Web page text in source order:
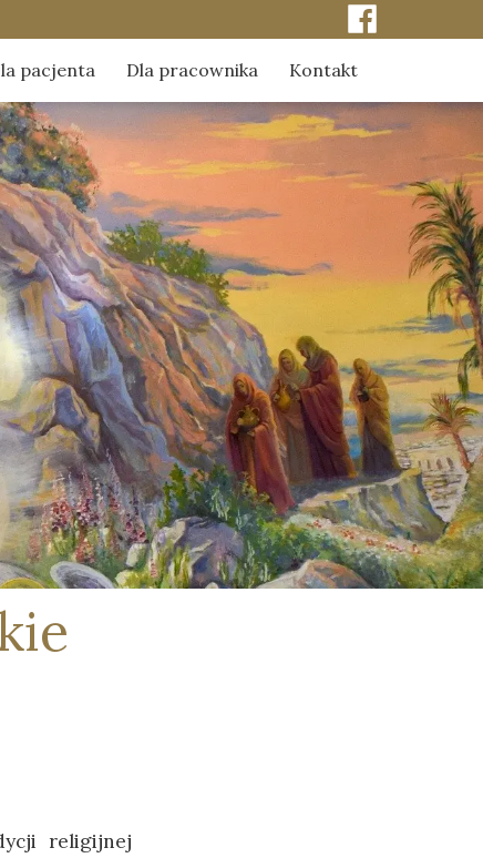
pamięci
pacjenta
do kapelanów szpitala
szpitalne kapelanów
namaszczenia chorych
pokuty
Sakrament Eucharystii
Chrzest z wody
kobiet w trudnej ciąży
Poradnik - pochówek dziecka utraconego
Mały Pacjent - Szkoła Przyszpitalna
Dla pracownika
Odpowiedzialność za pacjenta
Duszpasterstwo środowiska pracy
Dylematy etyczno-moralne
Kontakt
religijnej